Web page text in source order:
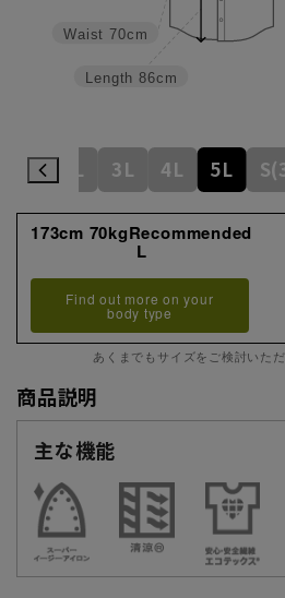
Length 86cm
Waist 70cm
LL 3L 4L 5L
173cm 70kgRecommended
L
Find out more on your
body type
あくまでもサイズをご検討いた
商品説明
主な機能